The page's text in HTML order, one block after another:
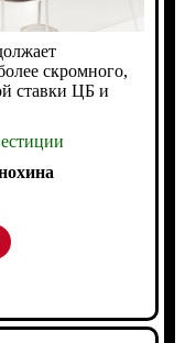
скромного,
ставки ЦБ и